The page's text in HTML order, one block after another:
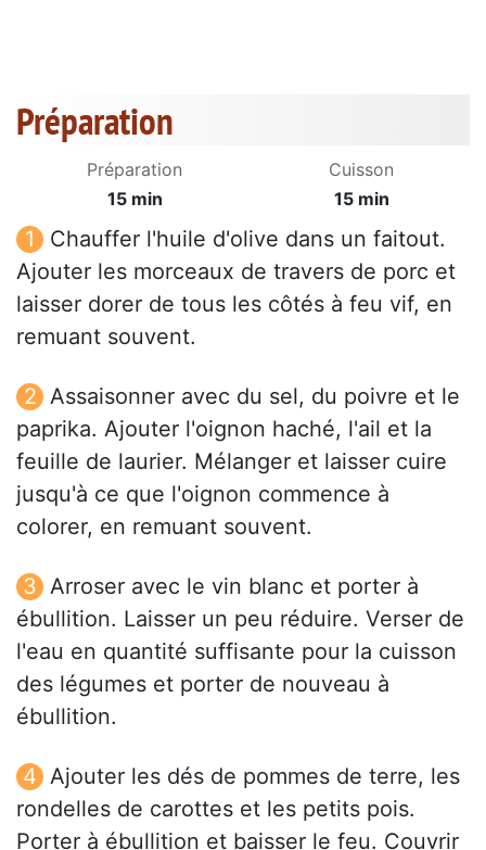
Préparation
Préparation
15 min
Cuisson
15 min
Chauffer l'huile d'olive dans un faitout.
Ajouter les morceaux de travers de porc et
laisser dorer de tous les côtés à feu vif, en
remuant souvent.
Assaisonner avec du sel, du poivre et le
paprika. Ajouter l'oignon haché, l'ail et la
feuille de laurier. Mélanger et laisser cuire
jusqu'à ce que l'oignon commence à
colorer, en remuant souvent.
Arroser avec le vin blanc et porter à
ébullition. Laisser un peu réduire. Verser de
l'eau en quantité suffisante pour la cuisson
des légumes et porter de nouveau à
ébullition.
Ajouter les dés de pommes de terre, les
rondelles de carottes et les petits pois.
Porter à ébullition et baisser le feu. Couvrir